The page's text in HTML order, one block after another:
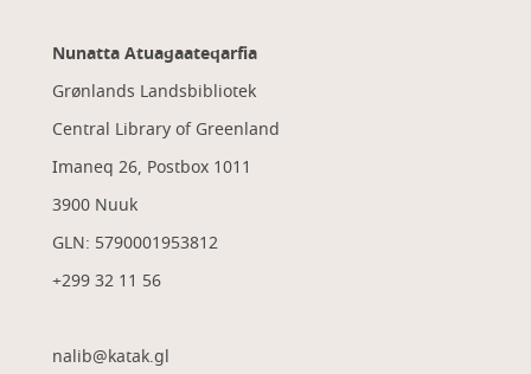
Nunatta Atuagaateqarfia
Grønlands Landsbibliotek
Central Library of Greenland
Imaneq 26, Postbox 1011
3900 Nuuk
GLN: 5790001953812
+299 32 11 56
nalib@katak.gl​